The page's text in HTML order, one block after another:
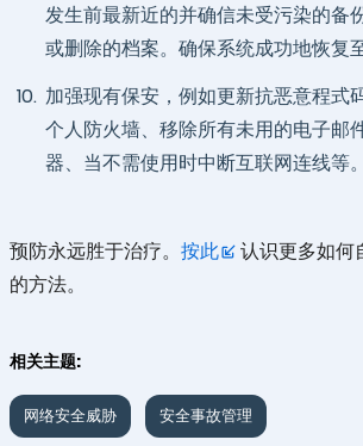
发生前最新近的并确信未受污染的备
或删除的档案。确保系统成功地恢复
10. 加强现有保安，例如更新抗恶意程式
个人防火墙、移除所有未用的电子邮
器、当不需使用时中断互联网连线等。
预防永远胜于治疗。 按此
认识更多如何
的方法。
相关主题:
网络安全威胁 安全事故管理